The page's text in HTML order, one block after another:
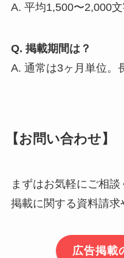
A. 平均1,500〜2,000
Q. 掲載期間は？
A. 通常は3ヶ月単位。
【お問い合わせ】
まずはお気軽にご相談
掲載に関する資料請求
広告掲載